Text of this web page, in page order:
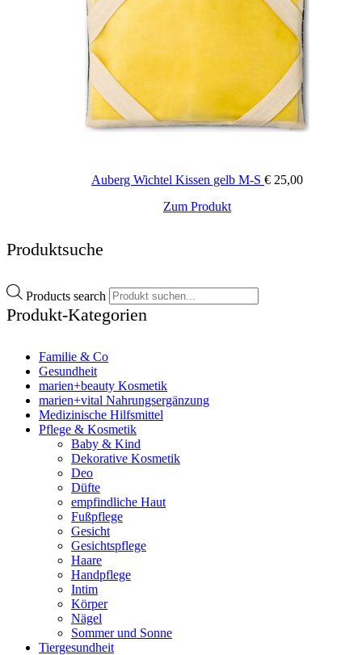
Auberg Wichtel Kissen gelb M-S € 25,00
Zum Produkt
Produktsuche
Products search
Produkt-Kategorien
Familie & Co
Gesundheit
marien+beauty Kosmetik
marien+vital Nahrungsergänzung
Medizinische Hilfsmittel
Pflege & Kosmetik
Baby & Kind
Dekorative Kosmetik
Deo
Düfte
empfindliche Haut
Fußpflege
Gesicht
Gesichtspflege
Haare
Handpflege
Intim
Körper
Nägel
Sommer und Sonne
Tiergesundheit